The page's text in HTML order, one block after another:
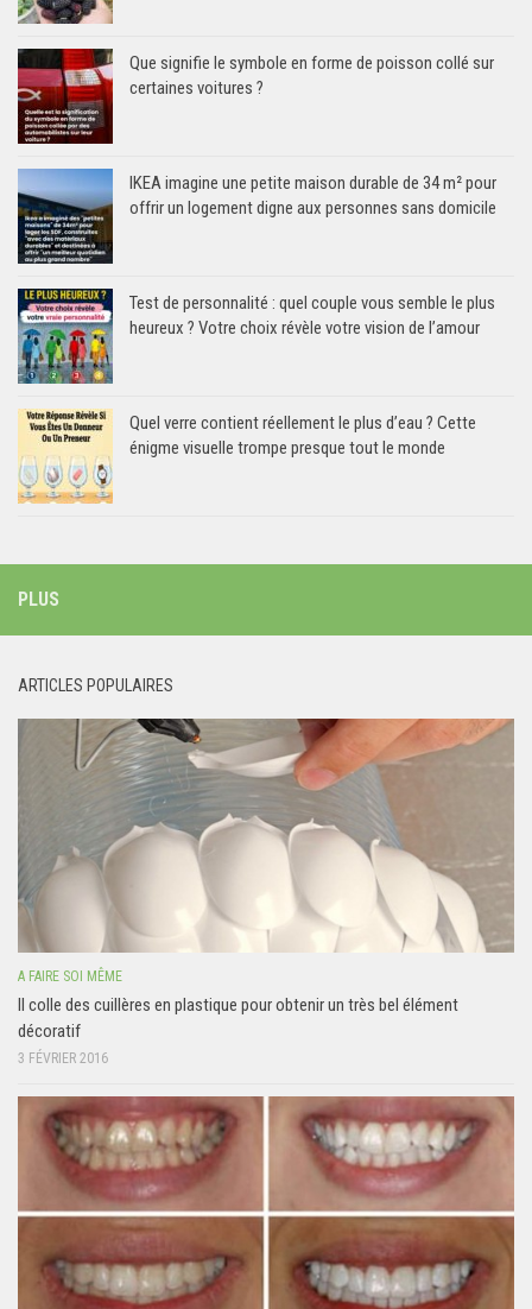
Que signifie le symbole en forme de poisson collé sur
certaines voitures ?
IKEA imagine une petite maison durable de 34 m² pour
offrir un logement digne aux personnes sans domicile
Test de personnalité : quel couple vous semble le plus
heureux ? Votre choix révèle votre vision de l’amour
Quel verre contient réellement le plus d’eau ? Cette
énigme visuelle trompe presque tout le monde
PLUS
ARTICLES POPULAIRES
A FAIRE SOI MÊME
Il colle des cuillères en plastique pour obtenir un très bel élément
décoratif
3 FÉVRIER 2016